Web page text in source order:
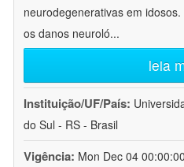
neurodegenerativas em
os danos neuroló...
leia
Instituição/UF/País:
do Sul - RS - Brasil
Vigência: Mon Dec 04